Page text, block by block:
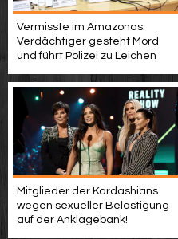
Vermisste im Amazonas:
Verdächtiger gesteht Mord
und führt Polizei zu Leichen
Mitglieder der Kardashians
wegen sexueller Belästigung
auf der Anklagebank!